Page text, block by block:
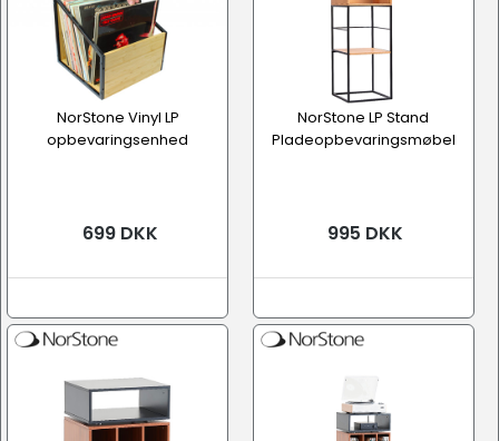
NorStone Vinyl LP
opbevaringsenhed
699 DKK
NorStone LP Stand
Pladeopbevaringsmøbel
995 DKK